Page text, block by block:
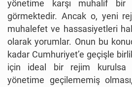
yönetime karşı muhalif bir
görmektedir. Ancak o, yeni
muhalefet ve hassasiyetleri
olarak yorumlar. Onun bu
kadar Cumhuriyet’e geçişle
için ideal bir rejim kurulsa
yönetime geçilememiş